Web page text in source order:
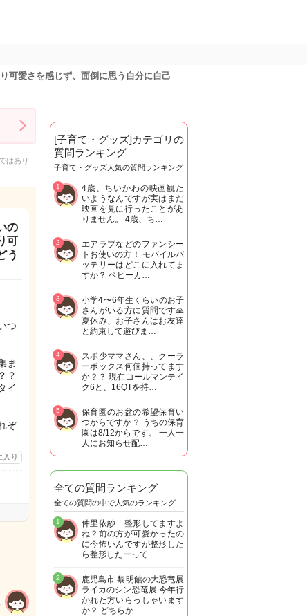
可愛さを感じず、面倒に思う自分に自己
はあり
の
可
う
つ
ま
？
イ
ぞ
入り
[子育て・グッズ]カテゴリの
質問ランキング
子育て・グッズ人気の質問ランキング
4歳、ちいかわの映画観た
いようなんですが実はまだ
映画を見に行ったことがあ
りません。 4歳、ち…
1
エアラブなどのファンシー
トお使いの方！ モバイルバ
ッテリーはどこに入れてま
すか？ ベビーカ…
2
小学4〜6年生くらいのお子
さんがいる方に質問です🙏
夏休み、お子さんはお友達
と約束して遊びま…
3
スポ少ママさん、、クーラ
ーボックス何個持ってます
か？？ 現在コールマンテイ
ク6と、16QTを持…
4
保育園のお盆の希望保育い
つからですか？ うちの保育
園は8/12からです。 一人一
人にお知らせ配…
5
全ての質問ランキング
全ての質問の中で人気のランキング
仲里依紗 整形してますよ
ね？前の方が可愛かったの
に今怖いんですが整形した
ら整形したーって…
1
鹿児島市 黎明館の大恐竜展
ライカのシン恐竜展 今年行
かれた方いらっしゃいます
か？ どちらか…
2